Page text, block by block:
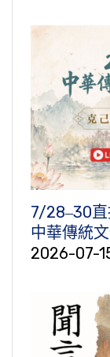
7/28‒30
中華傳統
2026-07-